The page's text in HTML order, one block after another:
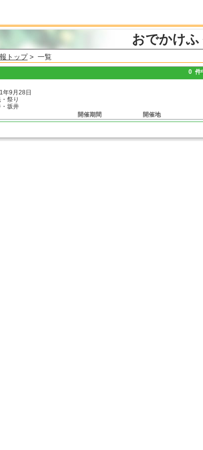
おでかけふ
トップ> 一覧
0 件
年9月28日
祭り
坂井
開催期間 開催地